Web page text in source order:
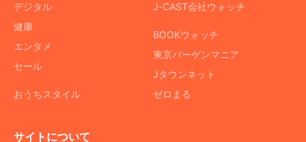
デジタル
健康
エンタメ
セール
おうちスタイル
J-CAST会社ウォッチ
BOOKウォッチ
東京バーゲンマニア
Jタウンネット
ゼロまる
サイトについて